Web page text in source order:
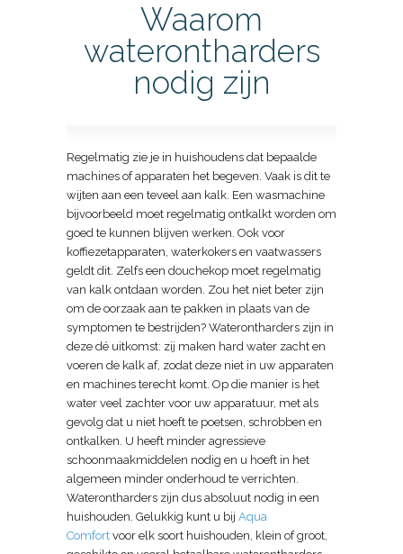
Waarom
waterontharders
nodig zijn
Regelmatig zie je in huishoudens dat bepaalde
machines of apparaten het begeven. Vaak is dit te
wijten aan een teveel aan kalk. Een wasmachine
bijvoorbeeld moet regelmatig ontkalkt worden om
goed te kunnen blijven werken. Ook voor
koffiezetapparaten, waterkokers en vaatwassers
geldt dit. Zelfs een douchekop moet regelmatig
van kalk ontdaan worden. Zou het niet beter zijn
om de oorzaak aan te pakken in plaats van de
symptomen te bestrijden? Waterontharders zijn in
deze dé uitkomst: zij maken hard water zacht en
voeren de kalk af, zodat deze niet in uw apparaten
en machines terecht komt. Op die manier is het
water veel zachter voor uw apparatuur, met als
gevolg dat u niet hoeft te poetsen, schrobben en
ontkalken. U heeft minder agressieve
schoonmaakmiddelen nodig en u hoeft in het
algemeen minder onderhoud te verrichten.
Waterontharders zijn dus absoluut nodig in een
huishouden. Gelukkig kunt u bij Aqua
Comfort voor elk soort huishouden, klein of groot,